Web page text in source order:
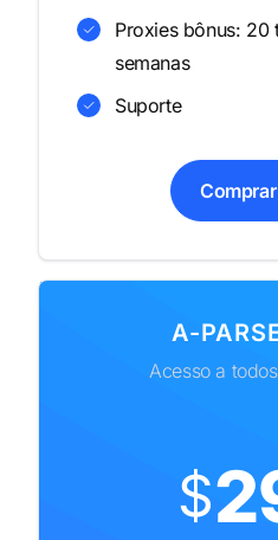
Proxies bônus: 20
semanas
Suporte
A-
Acesso a
$